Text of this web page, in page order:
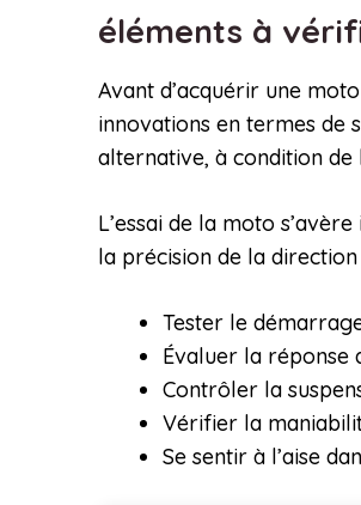
éléments à
Avant d’acquérir une
innovations en termes de
alternative, à condition de
L’essai de la moto
la précision de la
Tester le
Évaluer la réponse
Contrôler la
Vérifier la
Se sentir à l’aise